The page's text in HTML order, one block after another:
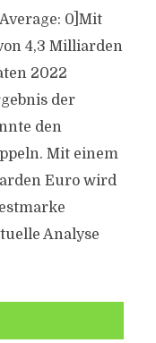
0]Mit
4,3 Milliarden
2022
der
den
Mit einem
Euro wird
Analyse